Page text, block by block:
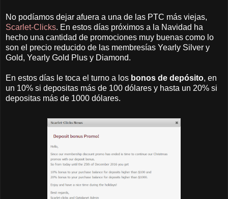
No podíamos dejar afuera a una de las PTC más viejas,
Scarlet-Clicks. En estos días próximos a la Navidad ha
hecho una cantidad de promociones muy buenas como lo
son el precio reducido de las membresías Yearly Silver y
Gold, Yearly Gold Plus y Diamond.
En estos días le toca el turno a los bonos de depósito, en
un 10% si depositas más de 100 dólares y hasta un 20% si
depositas más de 1000 dólares.